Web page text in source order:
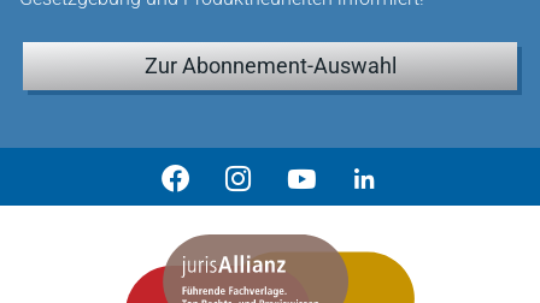
Zur Abonnement-Auswahl